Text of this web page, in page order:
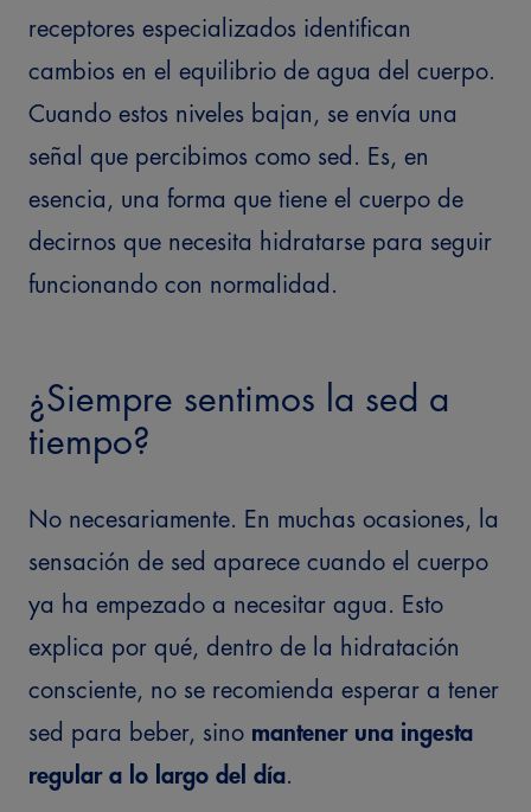
receptores especializados identifican
cambios en el equilibrio de agua del cuerpo.
Cuando estos niveles bajan, se envía una
señal que percibimos como sed. Es, en
esencia, una forma que tiene el cuerpo de
decirnos que necesita hidratarse para seguir
funcionando con normalidad.
¿Siempre sentimos la sed a
tiempo?
No necesariamente. En muchas ocasiones, la
sensación de sed aparece cuando el cuerpo
ya ha empezado a necesitar agua. Esto
explica por qué, dentro de la hidratación
consciente, no se recomienda esperar a tener
sed para beber, sino mantener una ingesta
regular a lo largo del día.